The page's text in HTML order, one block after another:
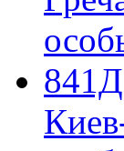
841Д